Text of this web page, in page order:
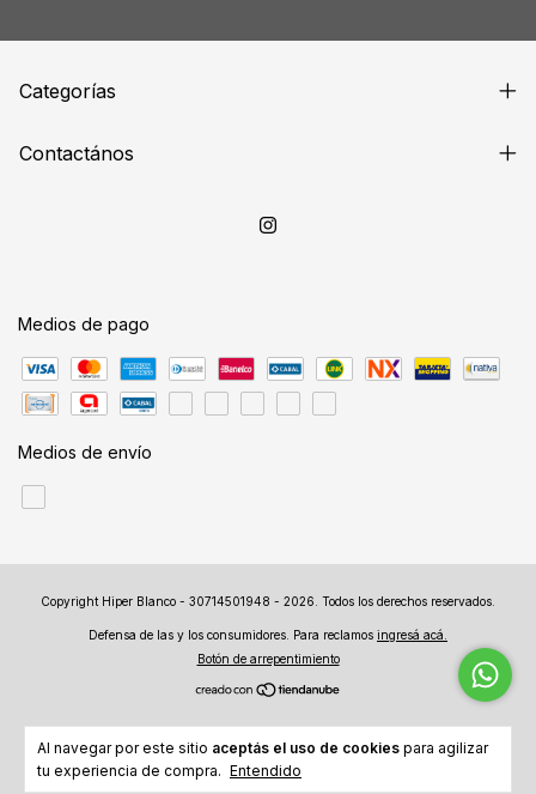
Al navegar por este sitio aceptás el uso de cookies para agilizar
tu experiencia de compra. Entendido
Categorías
Contactános
Medios de pago
Medios de envío
Copyright Hiper Blanco - 30714501948 - 2026. Todos los derechos reservados.
Defensa de las y los consumidores. Para reclamos ingresá acá.
Botón de arrepentimiento